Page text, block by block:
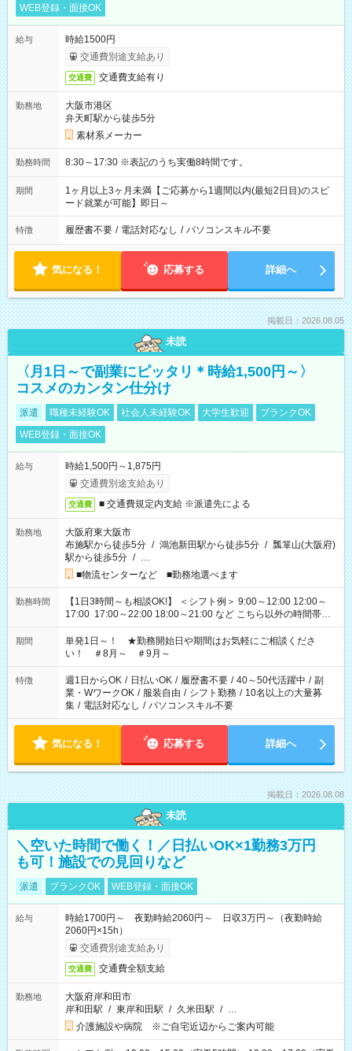
WEB登録・面接OK
給与
時給1500円
交通費別途支給あり
交通費 交通費支給有り
勤務地
大阪市港区
弁天町駅から徒歩5分
素材系メーカー
勤務時間 8:30～17:30 ※表記のうち実働8時間です。
期間
1ヶ月以上3ヶ月未満【ご応募から1週間以内(最短2日目)のスピ
ード就業が可能】即日～
特徴 履歴書不要 / 電話対応なし / パソコンスキル不要
気になる！ 応募する 詳細へ
掲載日：2026.08.05
未読
〈月1日～で副業にピッタリ＊時給1,500円～〉
コスメのカンタン仕分け
派遣 職種未経験OK 社会人未経験OK 大学生歓迎
ブランクOK
WEB登録・面接OK
給与
時給1,500円～1,875円
交通費別途支給あり
交通費 ■ 交通費規定内支給 ※派遣先による
勤務地
大阪府東大阪市
布施駅から徒歩5分 / 鴻池新田駅から徒歩5分 / 瓢箪山(大阪府)
駅から徒歩5分 / …
■物流センターなど ■勤務地選べます
勤務時間
【1日3時間～も相談OK!】 ＜シフト例＞ 9:00～12:00 12:00～
17:00 17:00～22:00 18:00～21:00 など こちら以外の時間帯も
お気軽にご相談ください！
期間
単発1日～！ ★勤務開始日や期間はお気軽にご相談くださ
い！ ＃8月～ ＃9月～
特徴 週1日からOK / 日払いOK / 履歴書不要 / 40～50代活躍中 / 副
業・WワークOK / 服装自由 / シフト勤務 / 10名以上の大量募
集 / 電話対応なし / パソコンスキル不要
気になる！ 応募する 詳細へ
掲載日：2026.08.08
未読
＼空いた時間で働く！／日払いOK×1勤務3万円
も可！施設での見回りなど
派遣 ブランクOK WEB登録・面接OK
給与
時給1700円～ 夜勤時給2060円～ 日収3万円～（夜勤時給
2060円×15h）
交通費別途支給あり
交通費 交通費全額支給
勤務地
大阪府岸和田市
岸和田駅 / 東岸和田駅 / 久米田駅 / …
介護施設や病院 ※ご自宅近辺からご案内可能